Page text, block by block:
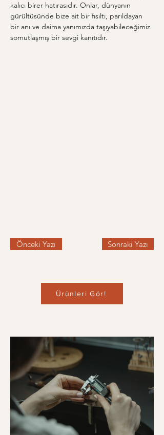
kalıcı birer hatırasıdır. Onlar, dünyanın
gürültüsünde bize ait bir fısıltı, parıldayan
bir anı ve daima yanımızda taşıyabileceğimiz
somutlaşmış bir sevgi kanıtıdır.
Önceki Yazı Sonraki Yazı
Ürünleri Gör!